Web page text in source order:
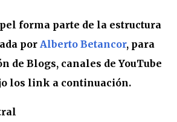
forma parte de la estructura
por Alberto Betancor, para
de Blogs, canales de YouTube
los link a continuación.